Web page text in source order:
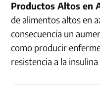
Productos Altos en
de alimentos altos en
consecuencia un
como producir
resistencia a la